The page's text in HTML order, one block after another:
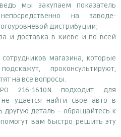
мы закупаем показатель
на заводе-
дистрибуции;
и доставка в Киеве и по всей
магазина, которые
проконсультируют,
на все вопросы.
216-1610N подходит для
удается найти свое авто в
другую деталь – обращайтесь к
вам быстро решить эту